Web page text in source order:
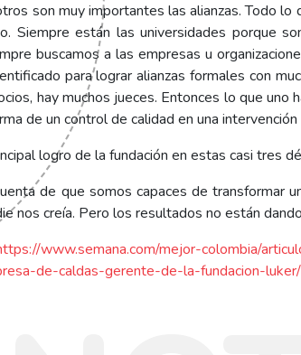
son muy importantes las alianzas. Todo
Siempre están las universidades porque
buscamos a las empresas u
para lograr alianzas formales con
hay muchos jueces. Entonces lo que
de un control de calidad en una intervención
logro de la fundación en estas casi tres
de que somos capaces de transformar
nos creía. Pero los resultados no están
www.semana.com/mejor-colombia/
de-caldas-gerente-de-la-fundacion-